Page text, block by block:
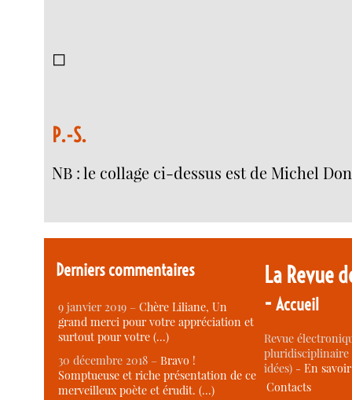
◻︎
P.-S.
NB : le collage ci-dessus est de Michel
Derniers commentaires
9 janvier 2019 –Chère Liliane, Un
grand merci pour votre appréciation et
surtout pour votre (…)
30 décembre 2018 –Bravo !
Somptueuse et riche présentation de ce
merveilleux poète et érudit. (…)
La Revue
-Accueil
Revue
idées) -En
Contacts